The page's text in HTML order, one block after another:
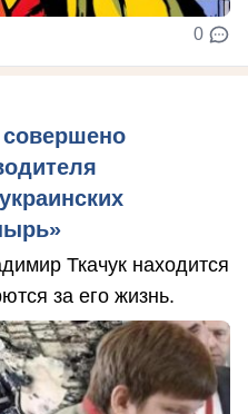
0
Ткачук находится
за его жизнь.